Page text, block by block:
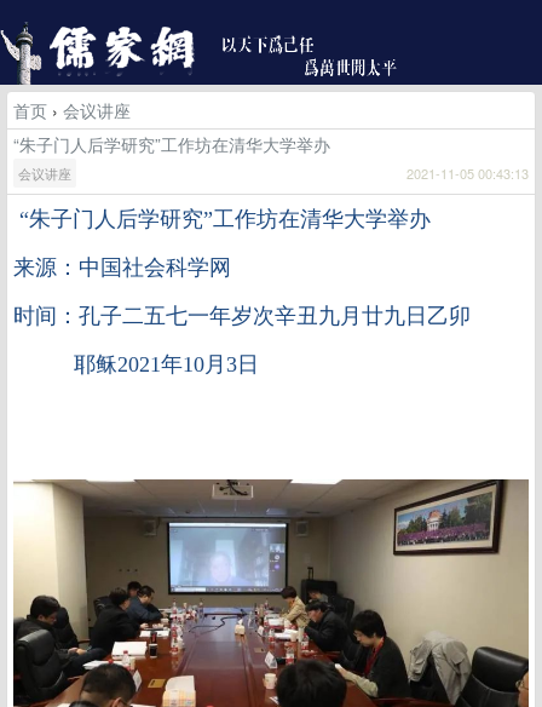
首页 › 会议讲座
“朱子门人后学研究”工作坊在清华大学举办
会议讲座 2021-11-05 00:43:13
“朱子门人后学研究”工作坊在清华大学举办
来源：中国社会科学网
时间：孔子二五七一年岁次辛丑九月廿九日乙卯
耶稣2021年10月3日